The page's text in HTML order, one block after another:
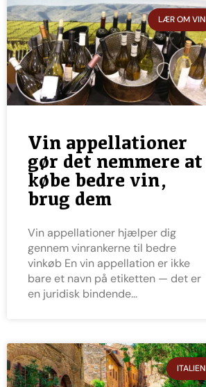
LÆR OM VIN
Vin appellationer
gør det nemmere at
købe bedre vin,
brug dem
Vin appellationer hjælper dig
gennem vinrankerne til bedre
vinkøb En vin appellation er ikke
bare et navn på etiketten — det er
en juridisk bindende
ITALIEN